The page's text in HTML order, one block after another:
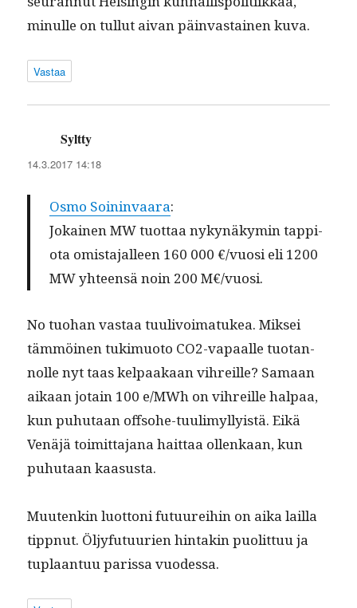
min­ulle on tul­lut aivan päin­vas­tainen kuva.
Vastaa
Syltty
14.3.2017 14:18
Osmo Soin­in­vaara:
Jokainen MW tuot­taa nykynäkymin tap­pi­
o­ta omis­ta­jalleen 160 000 €/vuosi eli 1200
MW yhteen­sä noin 200 M€/vuosi.
No tuo­han vas­taa tuulivoimatukea. Mik­sei
täm­möi­nen tukimuo­to CO2-vapaalle tuotan­
nolle nyt taas kel­paakaan vihreille? Samaan
aikaan jotain 100 e/MWh on vihreille hal­paa,
kun puhutaan off­so­he-tuulimyl­ly­istä. Eikä
Venäjä toimit­ta­jana hait­taa ollenkaan, kun
puhutaan kaasusta.
Muutenkin luot­toni futu­urei­hin on aika lail­la
tipp­nut. Öljy­fu­tu­urien hin­takin puolit­tuu ja
tuplaan­tuu paris­sa vuodessa.